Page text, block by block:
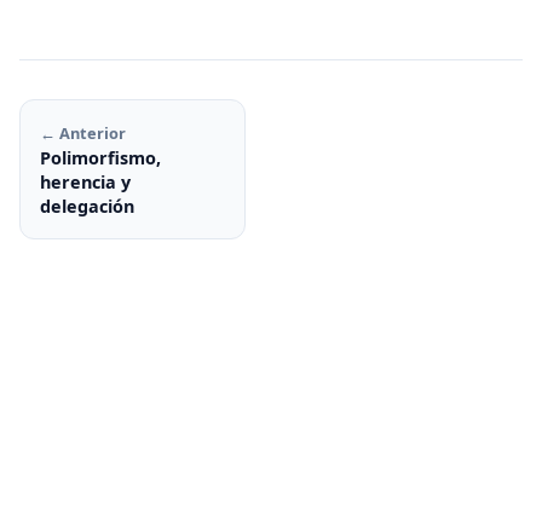
← Anterior
Polimorfismo,
herencia y
delegación